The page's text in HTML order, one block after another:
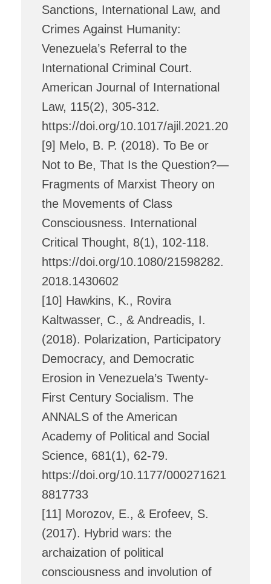
Sanctions, International Law, and
Crimes Against Humanity:
Venezuela’s Referral to the
International Criminal Court.
American Journal of International
Law, 115(2), 305-312.
https://doi.org/10.1017/ajil.2021.20
[9] Melo, B. P. (2018). To Be or
Not to Be, That Is the Question?—
Fragments of Marxist Theory on
the Movements of Class
Consciousness. International
Critical Thought, 8(1), 102-118.
https://doi.org/10.1080/21598282.
2018.1430602
[10] Hawkins, K., Rovira
Kaltwasser, C., & Andreadis, I.
(2018). Polarization, Participatory
Democracy, and Democratic
Erosion in Venezuela’s Twenty-
First Century Socialism. The
ANNALS of the American
Academy of Political and Social
Science, 681(1), 62-79.
https://doi.org/10.1177/000271621
8817733
[11] Morozov, E., & Erofeev, S.
(2017). Hybrid wars: the
archaization of political
consciousness and involution of